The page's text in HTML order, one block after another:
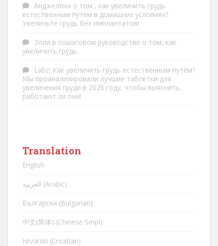
Анджелина о том , как увеличить грудь
естественным путем в домашних условиях?
Увеличьте грудь без имплантатов!
Элли в пошаговом руководстве о том, как
увеличить грудь.
Labz: Как увеличить грудь естественным путем?
Мы проанализировали лучшие таблетки для
увеличения груди в 2026 году, чтобы выяснить,
работают ли они!
Translation
English
العربية (Arabic)
Български (Bulgarian)
中文(简体) (Chinese Smpl)
Hrvatski (Croatian)